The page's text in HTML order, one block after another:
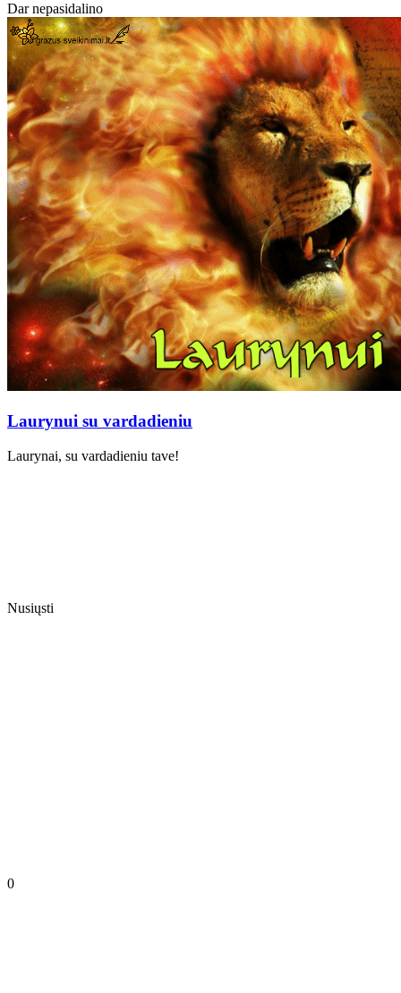
Dar nepasidalino
Laurynui su vardadieniu
Laurynai, su vardadieniu tave!
Nusiųsti
0